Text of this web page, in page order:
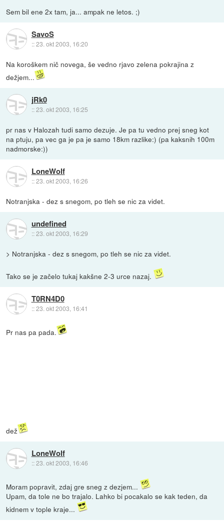
Sem bil ene 2x tam, ja... ampak ne letos. ;)
SavoS
::23. okt 2003, 16:20
Na koroškem nič novega, še vedno rjavo zelena pokrajina z
dežjem...
jRk0
::23. okt 2003, 16:25
pr nas v Halozah tudi samo dezuje. Je pa tu vedno prej sneg kot
na ptuju, pa vec ga je pa je samo 18km razlike:) (pa kaksnih 100m
nadmorske:))
LoneWolf
::23. okt 2003, 16:26
Notranjska - dez s snegom, po tleh se nic za videt.
undefined
::23. okt 2003, 16:29
> Notranjska - dez s snegom, po tleh se nic za videt.
Tako se je začelo tukaj kakšne 2-3 urce nazaj.
T0RN4D0
::23. okt 2003, 16:41
Pr nas pa pada.
dež
LoneWolf
::23. okt 2003, 16:46
Moram popravit, zdaj gre sneg z dezjem...
Upam, da tole ne bo trajalo. Lahko bi pocakalo se kak teden, da
kidnem v tople kraje...